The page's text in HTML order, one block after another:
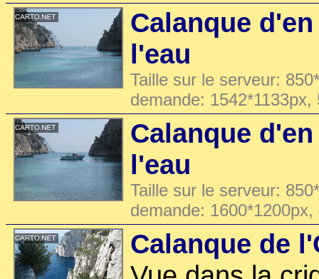
Calanque
l'eau
Taille sur le serveur:
demande:
Calanque
l'eau
Taille sur le serveur:
demande:
Calanque de